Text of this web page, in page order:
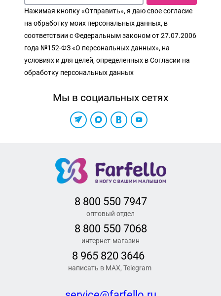
Нажимая кнопку «Отправить», я даю свое согласие
на обработку моих персональных данных, в
соответствии с Федеральным законом от 27.07.2006
года №152-ФЗ «О персональных данных», на
условиях и для целей, определенных в Согласии на
обработку персональных данных
Мы в социальных сетях
8 800 550 7947
оптовый отдел
8 800 550 7068
интернет-магазин
8 965 820 3646
написать в MAX, Telegram